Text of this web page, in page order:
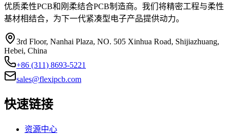
优质柔性PCB和刚柔结合PCB制造商。我们将精密工程与柔性
基材相结合，为下一代紧凑型电子产品提供动力。
3rd Floor, Nanhai Plaza, NO. 505 Xinhua Road, Shijiazhuang,
Hebei, China
+86 (311) 8693-5221
sales@flexipcb.com
快速链接
资源中心